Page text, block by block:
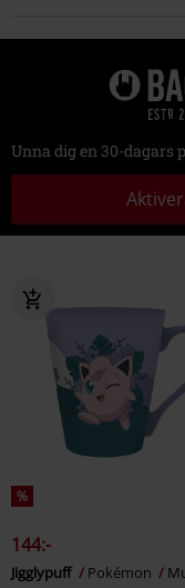
Unna dig en 30-dagars
%
144:-
Jigglypuff Pokémon